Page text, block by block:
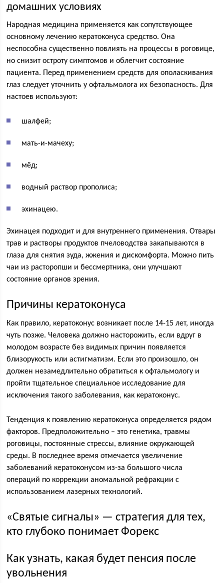
домашних условиях
Народная медицина применяется как сопутствующее
основному лечению кератоконуса средство. Она
неспособна существенно повлиять на процессы в роговице,
но снизит остроту симптомов и облегчит состояние
пациента. Перед применением средств для ополаскивания
глаз следует уточнить у офтальмолога их безопасность. Для
настоев используют:
шалфей;
мать-и-мачеху;
мёд;
водный раствор прополиса;
эхинацею.
Эхинацея подходит и для внутреннего применения. Отвары
трав и растворы продуктов пчеловодства закапываются в
глаза для снятия зуда, жжения и дискомфорта. Можно пить
чаи из расторопши и бессмертника, они улучшают
состояние органов зрения.
Причины кератоконуса
Как правило, кератоконус возникает после 14-15 лет, иногда
чуть позже. Человека должно насторожить, если вдруг в
молодом возрасте без видимых причин появляется
близорукость или астигматизм. Если это произошло, он
должен незамедлительно обратиться к офтальмологу и
пройти тщательное специальное исследование для
исключения такого заболевания, как кератоконус.
Тенденция к появлению кератоконуса определяется рядом
факторов. Предположительно – это генетика, травмы
роговицы, постоянные стрессы, влияние окружающей
среды. В последнее время отмечается увеличение
заболеваний кератоконусом из-за большого числа
операций по коррекции аномальной рефракции с
использованием лазерных технологий.
«Святые сигналы» — стратегия для тех,
кто глубоко понимает Форекс
Как узнать, какая будет пенсия после
увольнения